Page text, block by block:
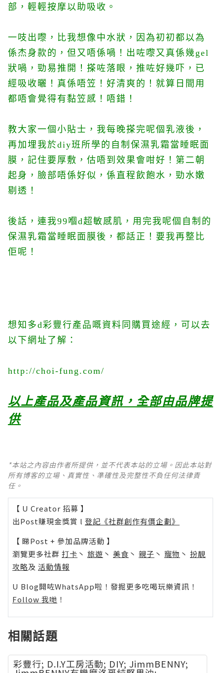
部，輕輕按摩以助吸收。
一吱出嚟，比我想像中水狀，因為初初都以為
係杰身款的，但又唔係喎！出咗嚟又真係幾gel
狀喎，勁易推開！搽咗落眼，推咗好幾吓，已
經吸收曬！真係唔笠！好清爽的！ 就算日間用
都唔會覺得有黏笠感！唔錯！
教大家一個小貼士，我每晚搽完呢個乳液後，
再加埋我於diy班所學的自制保濕乳霜當睡眠面
膜，記住要厚敷，估唔到效果會咁好！第二朝
起身，臉部唔係好似，係直程飲飽水，勁水嫩
剔透！
後話，連我99嗰d超敏感肌，用完我呢個自制的
保濕乳霜當睡眠面膜後，都話正！要我再整比
佢呢！
想知多d彩豐行產品嘅資料同購買途經，可以去
以下網址了解：
http://choi-fung.com/
以上產品及產品資訊，全部由品牌提
供
*本站之內容由作者所提供，並不代表本站的立場。因此本站對
所有博客的立場、真實性、準確性及完整性不負任何法律責
任。
【 U Creator 招募 】
出Post賺現金獎賞 l 登記《社群創作有價企劃》
【 睇Post + 參加品牌活動 】
瀏覽更多社群 打卡 丶 旅遊 丶 美食 丶 親子 丶 寵物 丶 扮靚
攻略及 活動情報
U Blog開咗WhatsApp啦！發掘更多吃喝玩樂資訊！
Follow 我哋 ！
相關話題
彩豐行; D.I.Y工房活動; DIY; JimmBENNY;